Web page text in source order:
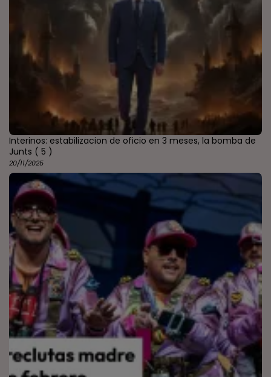
Interinos: estabilizacion de oficio en 3 meses, la bomba de
Junts ( 5 )
20/11/2025